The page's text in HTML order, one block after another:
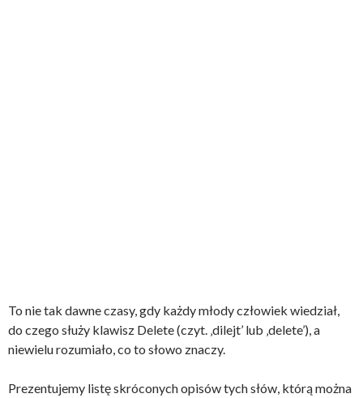
To nie tak dawne czasy, gdy każdy młody człowiek wiedział,
do czego służy klawisz Delete (czyt. ‚dilejt’ lub ‚delete’), a
niewielu rozumiało, co to słowo znaczy.
Prezentujemy listę skróconych opisów tych słów, którą można